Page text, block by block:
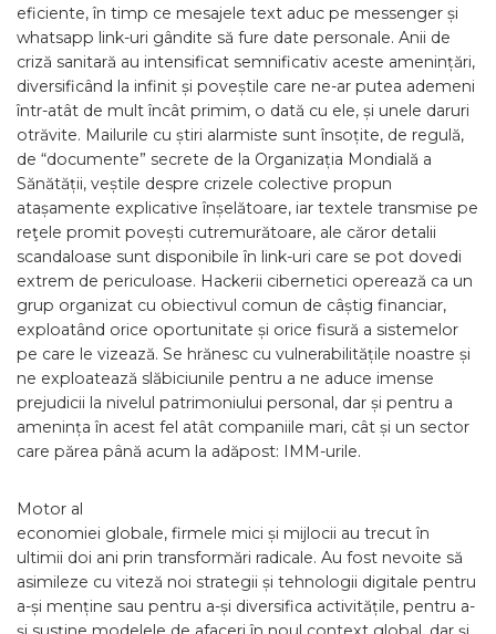
eficiente, în timp ce mesajele text aduc pe messenger și
whatsapp link-uri gândite să fure date personale. Anii de
criză sanitară au intensificat semnificativ aceste amenințări,
diversificând la infinit și poveștile care ne-ar putea ademeni
într-atât de mult încât primim, o dată cu ele, și unele daruri
otrăvite. Mailurile cu știri alarmiste sunt însoțite, de regulă,
de “documente” secrete de la Organizația Mondială a
Sănătății, veștile despre crizele colective propun
atașamente explicative înșelătoare, iar textele transmise pe
reţele promit povești cutremurătoare, ale căror detalii
scandaloase sunt disponibile în link-uri care se pot dovedi
extrem de periculoase. Hackerii cibernetici operează ca un
grup organizat cu obiectivul comun de câștig financiar,
exploatând orice oportunitate și orice fisură a sistemelor
pe care le vizează. Se hrănesc cu vulnerabilitățile noastre și
ne exploatează slăbiciunile pentru a ne aduce imense
prejudicii la nivelul patrimoniului personal, dar și pentru a
amenința în acest fel atât companiile mari, cât și un sector
care părea până acum la adăpost: IMM-urile.
Motor al
economiei globale, firmele mici și mijlocii au trecut în
ultimii doi ani prin transformări radicale. Au fost nevoite să
asimileze cu viteză noi strategii și tehnologii digitale pentru
a-și menține sau pentru a-și diversifica activitățile, pentru a-